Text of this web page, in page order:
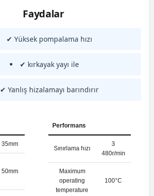
Faydalar
✔ Yüksek pompalama hızı
✔ kırkayak yayı ile
✔ Yanlış hizalamayı barındırır
35mm
50mm
Performans
Sınırlama hızı
3
480r/min
Maximum
operating
temperature
100°C